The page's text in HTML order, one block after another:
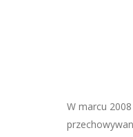
W marcu